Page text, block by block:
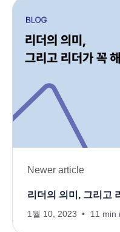
Newer article
리더의 의미, 그리고
1월 10, 2023 11 min